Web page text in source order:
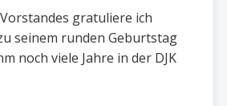
gratuliere ich
seinem runden Geburtstag
noch viele Jahre in der DJK